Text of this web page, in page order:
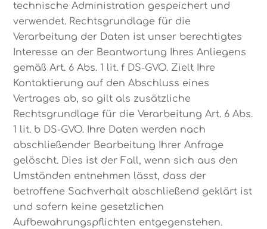
technische Administration gespeichert und
verwendet. Rechtsgrundlage für die
Verarbeitung der Daten ist unser berechtigtes
Interesse an der Beantwortung Ihres Anliegens
gemäß Art. 6 Abs. 1 lit. f DS-GVO. Zielt Ihre
Kontaktierung auf den Abschluss eines
Vertrages ab, so gilt als zusätzliche
Rechtsgrundlage für die Verarbeitung Art. 6 Abs.
1 lit. b DS-GVO. Ihre Daten werden nach
abschließender Bearbeitung Ihrer Anfrage
gelöscht. Dies ist der Fall, wenn sich aus den
Umständen entnehmen lässt, dass der
betroffene Sachverhalt abschließend geklärt ist
und sofern keine gesetzlichen
Aufbewahrungspflichten entgegenstehen.